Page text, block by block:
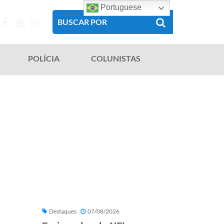
POLÍCIA COLUNISTAS
Destaques 07/08/2026
Portuguese